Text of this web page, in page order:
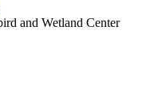
and Wetland Center